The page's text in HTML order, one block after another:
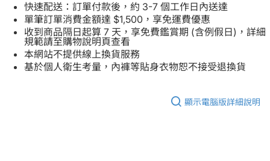
快速配送：訂單付款後，約 3-7 個工作日內送達
單筆訂單消費金額達 $1,500，享免運費優惠
收到商品隔日起算 7 天，享免費鑑賞期 (含例假日)，詳細
規範請至購物說明頁查看
本網站不提供線上換貨服務
基於個人衛生考量，內褲等貼身衣物恕不接受退換貨
顯示電腦版詳細說明